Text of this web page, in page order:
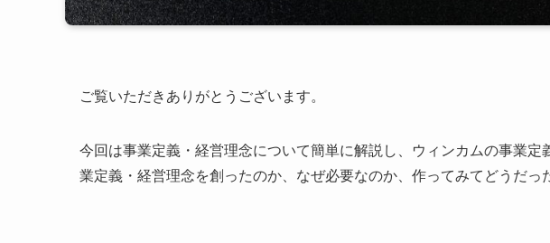
ご覧いただきありがとうございます。
今回は事業定義・経営理念について簡単に解説し、ウィンカムの事業
業定義・経営理念を創ったのか、なぜ必要なのか、作ってみてどうだっ